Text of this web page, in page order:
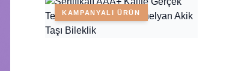
KAMPANYALI ÜRÜN